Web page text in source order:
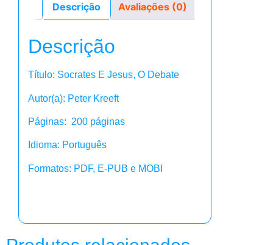
Descrição Avaliações (0)
Descrição
Título: Socrates E Jesus, O Debate
Autor(a): Peter Kreeft
Páginas: 200 páginas
Idioma: Português
Formatos: PDF, E-PUB e MOBI